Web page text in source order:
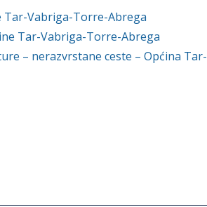
Vabriga-Torre-Abrega
Tar-Vabriga-Torre-Abrega
– nerazvrstane ceste – Općina Tar-